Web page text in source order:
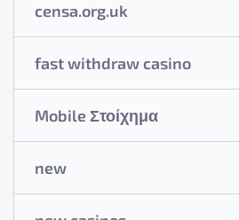
censa.org.uk
fast withdraw casino
Mobile Στοίχημα
new